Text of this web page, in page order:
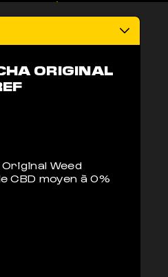
anonyme 2-3j
ORIGINAL
Weed
CBD moyen à 0%